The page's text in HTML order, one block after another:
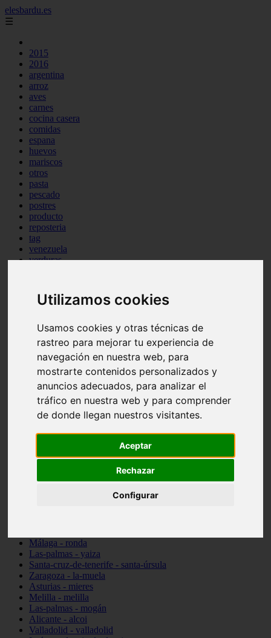
Utilizamos cookies
Usamos cookies y otras técnicas de
rastreo para mejorar tu experiencia de
navegación en nuestra web, para
mostrarte contenidos personalizados y
anuncios adecuados, para analizar el
tráfico en nuestra web y para comprender
de donde llegan nuestros visitantes.
Aceptar
Rechazar
Configurar
elesbardu.es
☰
2015
2016
argentina
arroz
aves
carnes
cocina casera
comidas
espana
huevos
mariscos
otros
pasta
pescado
postres
producto
reposteria
tag
venezuela
verduras
Teruel - sarrión
Cádiz - algodonales
Madrid - madrid
Asturias - oviedo
Cádiz - el-puerto-de-santa-maría
Asturias - aller
álava - vitoria-gasteiz
Málaga - marbella
Zaragoza - zaragoza
Barcelona - barcelona
Valencia - valencia
Toledo - seseña
Cantabria - val-de-san-vicente
Málaga - ronda
Las-palmas - yaiza
Santa-cruz-de-tenerife - santa-úrsula
Zaragoza - la-muela
Asturias - mieres
Melilla - melilla
Las-palmas - mogán
Alicante - alcoi
Valladolid - valladolid